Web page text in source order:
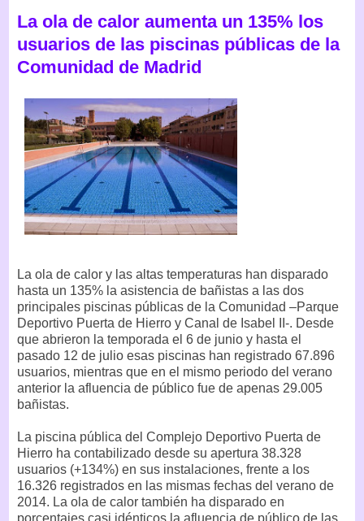
La ola de calor aumenta un 135% los
usuarios de las piscinas públicas de la
Comunidad de Madrid
La ola de calor y las altas temperaturas han disparado
hasta un 135% la asistencia de bañistas a las dos
principales piscinas públicas de la Comunidad –Parque
Deportivo Puerta de Hierro y Canal de Isabel II-. Desde
que abrieron la temporada el 6 de junio y hasta el
pasado 12 de julio esas piscinas han registrado 67.896
usuarios, mientras que en el mismo periodo del verano
anterior la afluencia de público fue de apenas 29.005
bañistas.
La piscina pública del Complejo Deportivo Puerta de
Hierro ha contabilizado desde su apertura 38.328
usuarios (+134%) en sus instalaciones, frente a los
16.326 registrados en las mismas fechas del verano de
2014. La ola de calor también ha disparado en
porcentajes casi idénticos la afluencia de público de las